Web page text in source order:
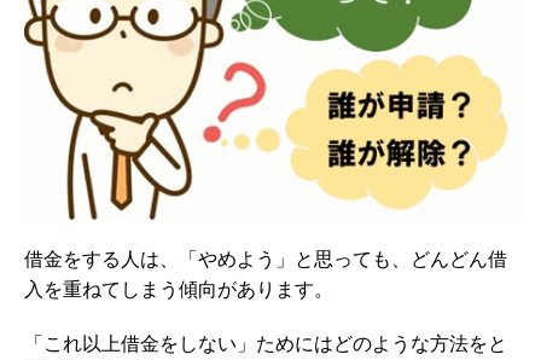
借金をする人は、「やめよう」と思っても、どんどん借
入を重ねてしまう傾向があります。
「これ以上借金をしない」ためにはどのような方法をと